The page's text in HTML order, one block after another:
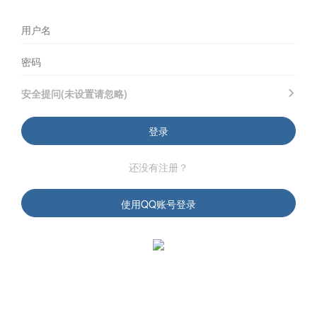
安全提问(未设置请忽略)
登录
还没有注册？
使用QQ账号登录